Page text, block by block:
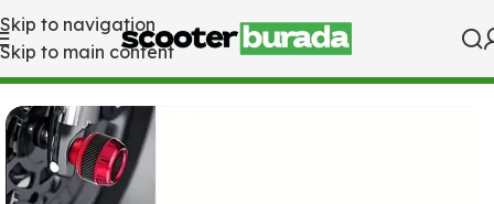
Skip to navigation
Skip to main content
Ana Sayfa Aksesuar Çeşitleri